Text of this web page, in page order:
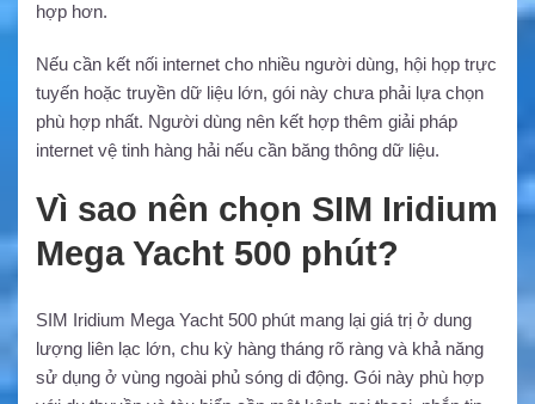
hợp hơn.
Nếu cần kết nối internet cho nhiều người dùng, hội họp trực
tuyến hoặc truyền dữ liệu lớn, gói này chưa phải lựa chọn
phù hợp nhất. Người dùng nên kết hợp thêm giải pháp
internet vệ tinh hàng hải nếu cần băng thông dữ liệu.
Vì sao nên chọn SIM Iridium
Mega Yacht 500 phút?
SIM Iridium Mega Yacht 500 phút mang lại giá trị ở dung
lượng liên lạc lớn, chu kỳ hàng tháng rõ ràng và khả năng
sử dụng ở vùng ngoài phủ sóng di động. Gói này phù hợp